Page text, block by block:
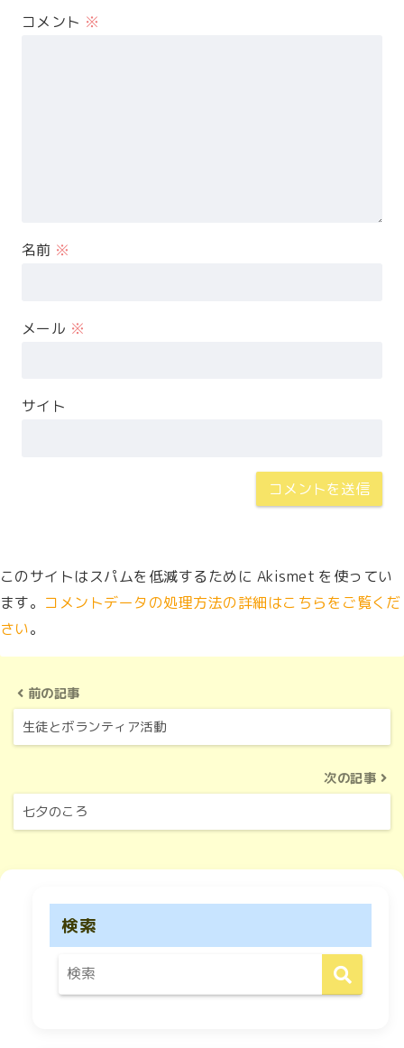
コメント ※
名前 ※
メール ※
サイト
このサイトはスパムを低減するために Akismet を使ってい
ます。 コメントデータの処理方法の詳細はこちらをご覧くだ
さい。
前の記事
生徒とボランティア活動
次の記事
七夕のころ
検索